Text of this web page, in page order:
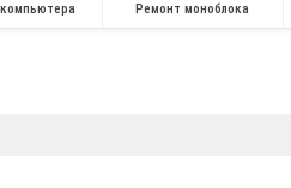
Ремонт моноблока